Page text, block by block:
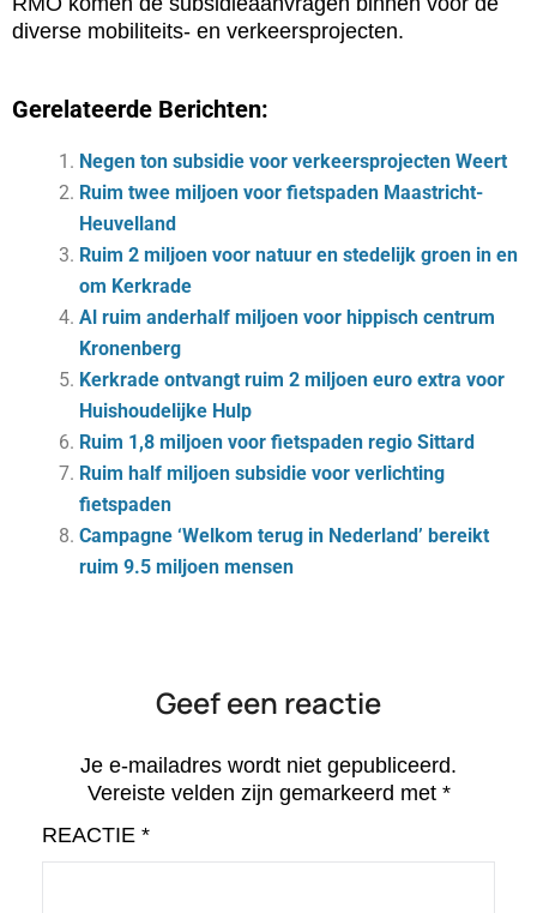
diverse mobiliteits- en verkeersprojecten.
Gerelateerde Berichten:
Negen ton subsidie voor verkeersprojecten Weert
Ruim twee miljoen voor fietspaden Maastricht-
Heuvelland
Ruim 2 miljoen voor natuur en stedelijk groen in en
om Kerkrade
Al ruim anderhalf miljoen voor hippisch centrum
Kronenberg
Kerkrade ontvangt ruim 2 miljoen euro extra voor
Huishoudelijke Hulp
Ruim 1,8 miljoen voor fietspaden regio Sittard
Ruim half miljoen subsidie voor verlichting
fietspaden
Campagne ‘Welkom terug in Nederland’ bereikt
ruim 9.5 miljoen mensen
Geef een reactie
Je e-mailadres wordt niet gepubliceerd.
Vereiste velden zijn gemarkeerd met *
REACTIE *